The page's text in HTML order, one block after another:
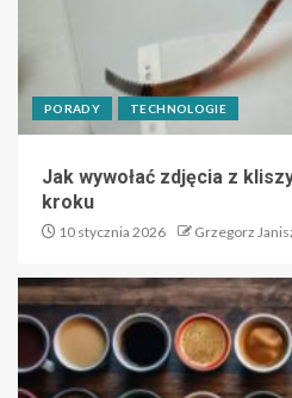
PORADY TECHNOLOGIE
Jak wywołać zdjęcia z
kroku
10 stycznia 2026 Grzegorz